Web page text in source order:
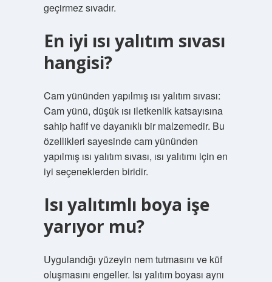
geçirmez sıvadır.
En iyi ısı yalıtım sıvası
hangisi?
Cam yününden yapılmış ısı yalıtım sıvası:
Cam yünü, düşük ısı iletkenlik katsayısına
sahip hafif ve dayanıklı bir malzemedir. Bu
özellikleri sayesinde cam yününden
yapılmış ısı yalıtım sıvası, ısı yalıtımı için en
iyi seçeneklerden biridir.
Isı yalıtımlı boya işe
yarıyor mu?
Uygulandığı yüzeyin nem tutmasını ve küf
oluşmasını engeller. Isı yalıtım boyası aynı